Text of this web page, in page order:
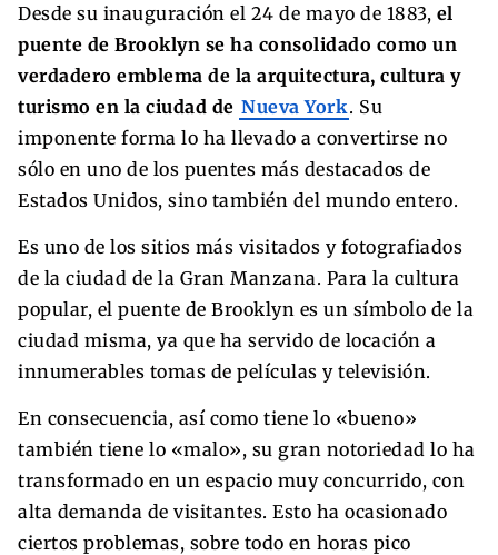
Desde su inauguración el 24 de mayo de 1883, el
puente de Brooklyn se ha consolidado como un
verdadero emblema de la arquitectura, cultura y
turismo en la ciudad de Nueva York. Su
imponente forma lo ha llevado a convertirse no
sólo en uno de los puentes más destacados de
Estados Unidos, sino también del mundo entero.
Es uno de los sitios más visitados y fotografiados
de la ciudad de la Gran Manzana. Para la cultura
popular, el puente de Brooklyn es un símbolo de la
ciudad misma, ya que ha servido de locación a
innumerables tomas de películas y televisión.
En consecuencia, así como tiene lo «bueno»
también tiene lo «malo», su gran notoriedad lo ha
transformado en un espacio muy concurrido, con
alta demanda de visitantes. Esto ha ocasionado
ciertos problemas, sobre todo en horas pico